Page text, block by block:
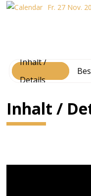
Fr. 27 Nov.
Inhalt /
Details
Inhalt /